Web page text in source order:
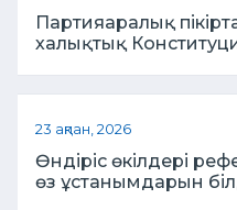
Партияаралық
халықтық
23 ақпан, 2026
Өндіріс өкілдері
өз ұстанымдарын